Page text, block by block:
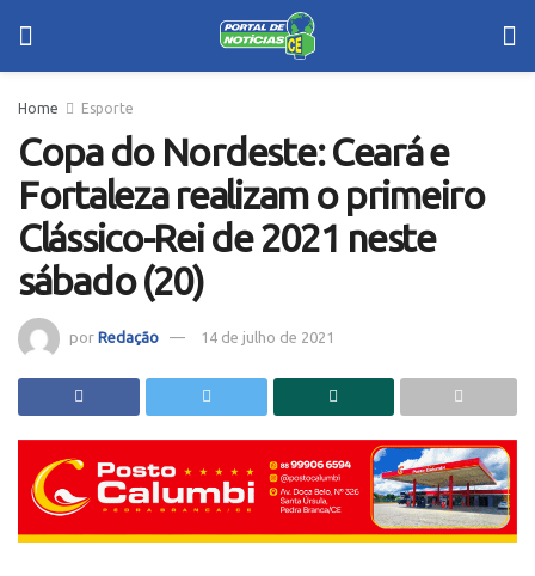
Home Esporte
Copa do Nordeste: Ceará e
Fortaleza realizam o primeiro
Clássico-Rei de 2021 neste
sábado (20)
por Redação 14 de julho de 2021